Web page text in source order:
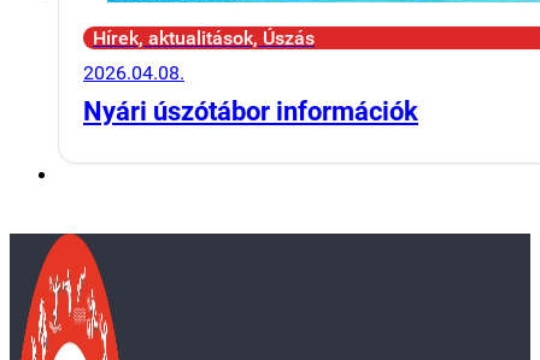
Hírek, aktualitások, Úszás
2026.04.08.
Nyári úszótábor információk